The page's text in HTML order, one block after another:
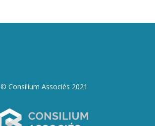
© Consilium Associés 2021